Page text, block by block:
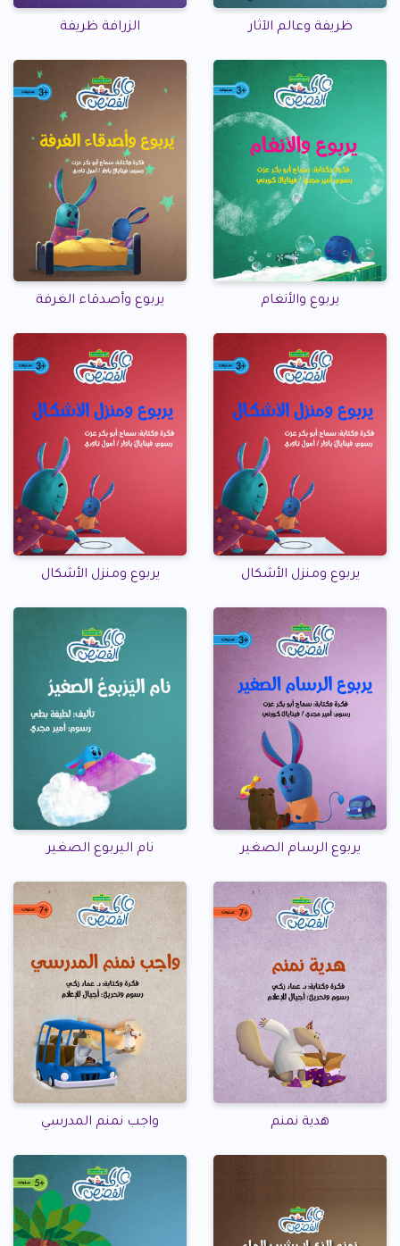
ظريفة وعالم الآثار الزرافة ظريفة
يربوع والأنغام يربوع وأصدقاء الغرفة
يربوع ومنزل الأشكال يربوع ومنزل الأشكال
يربوع الرسام الصغير نام اليربوع الصغير
هدية نمنم واجب نمنم المدرسي